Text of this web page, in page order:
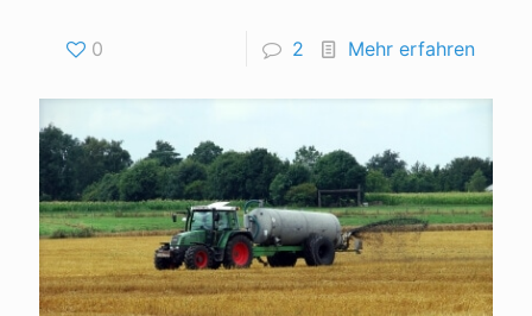
0 2 Mehr erfahren